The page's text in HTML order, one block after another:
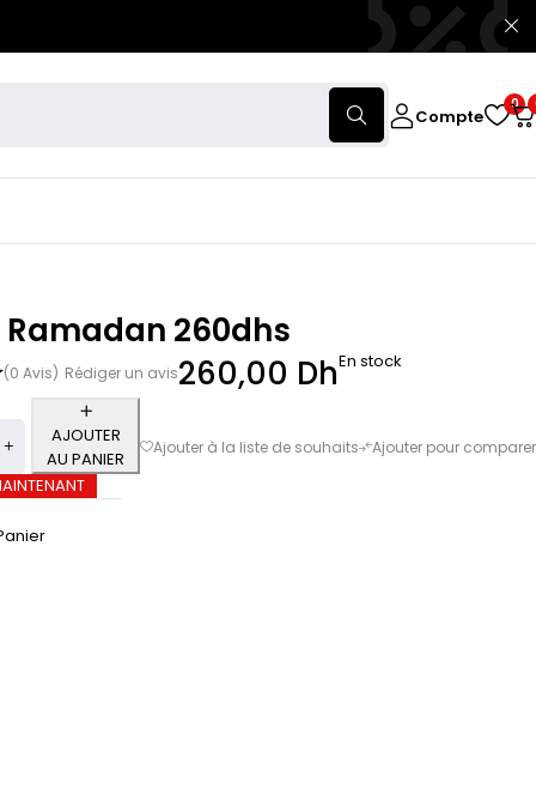
Compte
0
Ramadan 260dhs
(0 Avis) Rédiger un avis260,00 DhEn stock
AJOUTER
AU PANIER